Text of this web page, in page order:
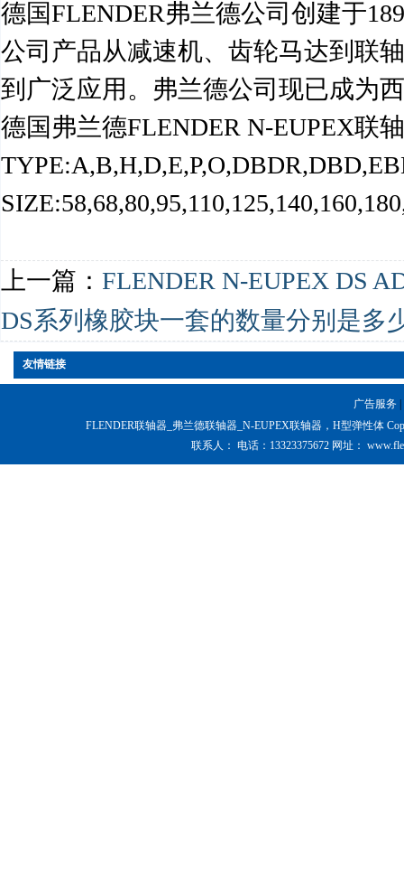
德国FLENDER弗兰德公司创建于
公司产品从减速机、齿轮马达到联
到广泛应用。弗兰德公司现已成为
德国弗兰德FLENDER N-EUPEX联
上一篇： FLENDER N-EUPEX DS
DS系列橡胶块一套的数量分别是多
友情链接
广告服务
FLENDER联轴器_弗兰德联轴器_N-EUPEX联轴器，H型弹性体
联系人： 电话： 13323375672 网址：